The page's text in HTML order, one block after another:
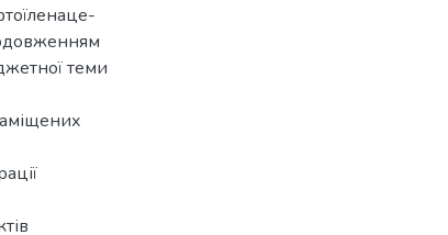
теми